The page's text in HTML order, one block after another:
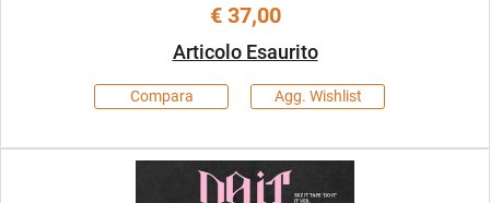
€ 37,00
Articolo Esaurito
Compara Agg. Wishlist